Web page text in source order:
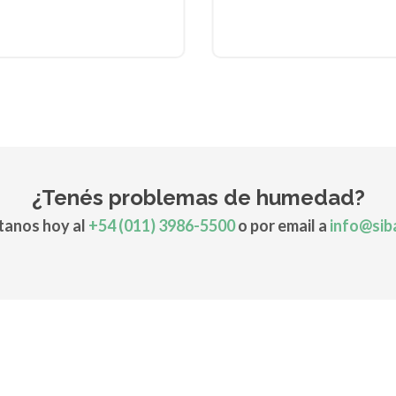
¿Tenés problemas de humedad?
hoy al +54 (011) 3986-5500o por email a